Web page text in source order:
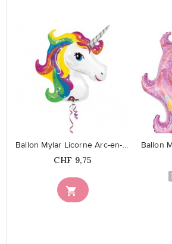

Ballon Mylar Licorne Arc-en-Ciel
Prix
CHF 9,75
favorite_border
Ballon